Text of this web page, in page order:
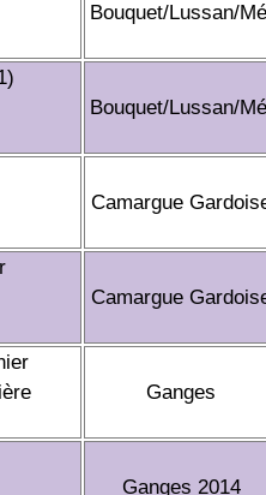
Bouquet/Lussan/
Bouquet/Lussan/
Camargue
Camargue
Ganges
Ganges 2014